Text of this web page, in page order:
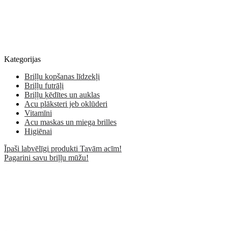
Kategorijas
Briļļu kopšanas līdzekļi
Briļļu futrāļi
Briļļu ķēdītes un auklas
Acu plāksteri jeb oklūderi
Vitamīni
Acu maskas un miega brilles
Higiēnai
Īpaši labvēlīgi produkti Tavām acīm!
Pagarini savu briļļu mūžu!